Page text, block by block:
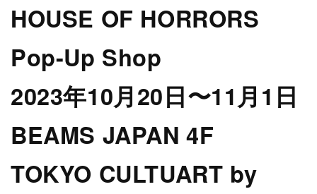
HOUSE OF HORRORS
Pop-Up Shop
2023年10月20日〜11月1日
BEAMS JAPAN 4F
TOKYO CULTUART by